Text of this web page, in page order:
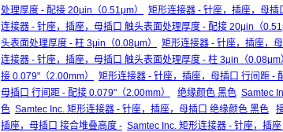
处理厚度 - 配接 20μin（0.51μm）
矩形连接器 - 针座，插座，母插
连接器 - 针座，插座，母插口 触头表面处理厚度 - 配接 20μin（
头表面处理厚度 - 柱 3μin（0.08μm）
矩形连接器 - 针座，插座，
连接器 - 针座，插座，母插口 触头表面处理厚度 - 柱 3μin（0.08μm
接 0.079"（2.00mm）
矩形连接器 - 针座，插座，母插口 行间距 -
母插口 行间距 - 配接 0.079"（2.00mm）
绝缘颜色 黑色 Samtec
色 Samtec Inc. 矩形连接器 - 针座，插座，母插口 绝缘颜色 黑色
插座，母插口 接合堆叠高度 - Samtec Inc. 矩形连接器 - 针座，插